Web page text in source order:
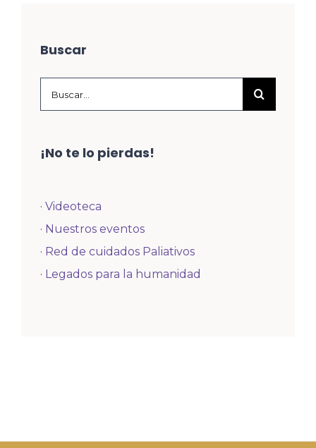
Buscar
¡No te lo pierdas!
·Videoteca
· Nuestros eventos
· Red de cuidados Paliativos
· Legados para la humanidad